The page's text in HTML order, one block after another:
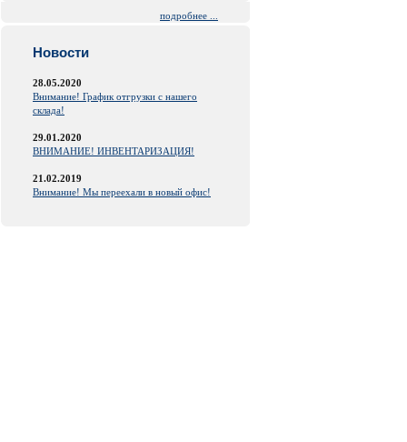
подробнее ...
Новости
28.05.2020
Внимание! График отгрузки с нашего
склада!
29.01.2020
ВНИМАНИЕ! ИНВЕНТАРИЗАЦИЯ!
21.02.2019
Внимание! Мы переехали в новый офис!